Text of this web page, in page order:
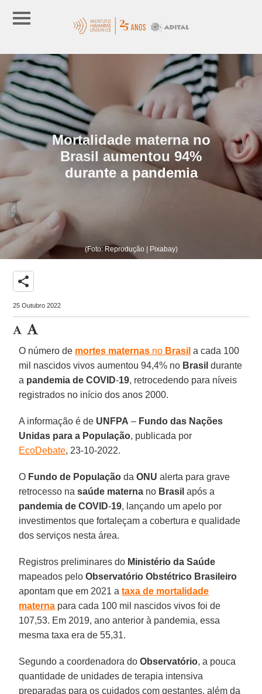
Mortalidade materna no
Brasil aumentou 94%
durante a pandemia
(Foto: Reprodução | Pixabay)
share
25 Outubro 2022
O número de mortes maternas no Brasil a cada 100
mil nascidos vivos aumentou 94,4% no Brasil durante
a pandemia de COVID-19, retrocedendo para níveis
registrados no início dos anos 2000.
A informação é de UNFPA – Fundo das Nações
Unidas para a População, publicada por
EcoDebate, 23-10-2022.
O Fundo de População daONU alerta para grave
retrocesso na saúde materna no Brasil após a
pandemia de COVID-19, lançando um apelo por
investimentos que fortaleçam a cobertura e qualidade
dos serviços nesta área.
Registros preliminares do Ministério da Saúde
mapeados pelo Observatório Obstétrico Brasileiro
apontam que em 2021 ataxa de mortalidade
materna para cada 100 mil nascidos vivos foi de
107,53. Em 2019, ano anterior à pandemia, essa
mesma taxa era de 55,31.
Segundo a coordenadora doObservatório, a pouca
quantidade de unidades de terapia intensiva
preparadas para os cuidados com gestantes, além da